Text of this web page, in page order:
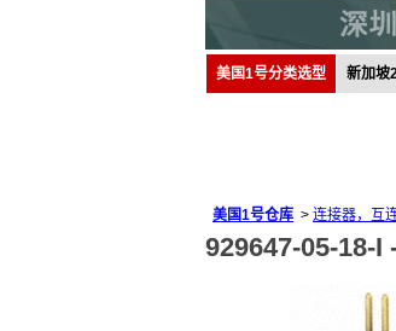
美国1号分类选型 新加坡
美国1号仓库 > 连接器，互
929647-05-18-I